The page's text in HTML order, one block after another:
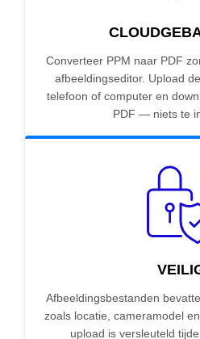
Converteer PPM naar PDF
afbeeldingseditor. Upload
telefoon of computer en
PDF — niets te
Afbeeldingsbestanden
zoals locatie, cameramodel
upload is versleuteld